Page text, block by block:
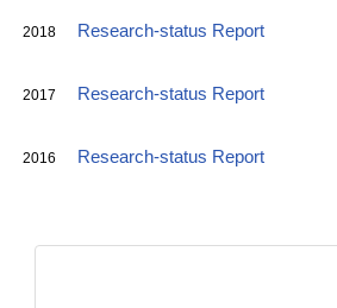
2018 Research-status Report
2017 Research-status Report
2016 Research-status Report